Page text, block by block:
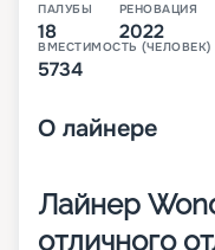
ПАЛУБЫ
18
РЕНОВАЦИЯ
2022
ВМЕСТИМОСТЬ (ЧЕЛОВЕК)
5734
О лайнере
Лайнер
отличного